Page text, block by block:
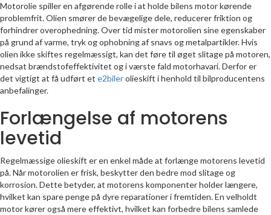
Motorolie spiller en afgørende rolle i at holde bilens motor kørende
problemfrit. Olien smører de bevægelige dele, reducerer friktion og
forhindrer overophedning. Over tid mister motorolien sine egenskaber
på grund af varme, tryk og ophobning af snavs og metalpartikler. Hvis
olien ikke skiftes regelmæssigt, kan det føre til øget slitage på motoren,
nedsat brændstofeffektivitet og i værste fald motorhavari. Derfor er
det vigtigt at få udført et e2bilerolieskift i henhold til bilproducentens
anbefalinger.
Forlængelse af motorens
levetid
Regelmæssige olieskift er en enkel måde at forlænge motorens levetid
på. Når motorolien er frisk, beskytter den bedre mod slitage og
korrosion. Dette betyder, at motorens komponenter holder længere,
hvilket kan spare penge på dyre reparationer i fremtiden. En velholdt
motor kører også mere effektivt, hvilket kan forbedre bilens samlede